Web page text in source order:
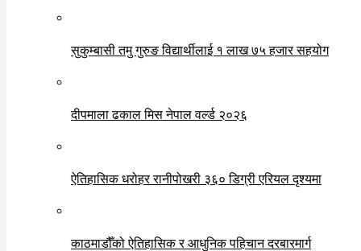
सुकुम्बासी तमु गुरुङ विद्यार्थीलाई १ लाख ७५ हजार सहयोग
दीपमाला ढकाल मिस नेपाल वर्ल्ड २०२६
ऐतिहासिक धरोहर रानीपोखरी ३६० डिग्री एरियल दृश्यमा
काठमाडौँको ऐतिहासिक र आधुनिक पहिचान दरबारमार्ग